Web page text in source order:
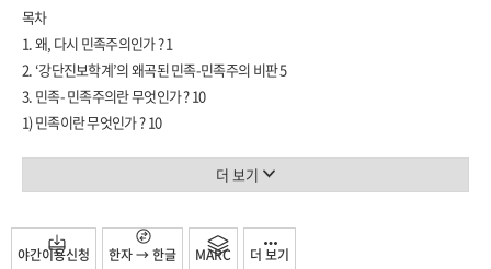
목차
1. 왜, 다시 민족주의인가 ? 1
2. ‘강단진보학계’의 왜곡된 민족-민족주의 비판 5
3. 민족- 민족주의란 무엇인가 ? 10
1) 민족이란 무엇인가 ? 10
더 보기
야간이용신청 한자 → 한글 MARC 더 보기